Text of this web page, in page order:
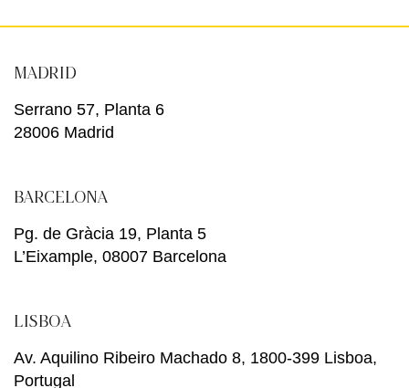
MADRID
Serrano 57, Planta 6
28006 Madrid
BARCELONA
Pg. de Gràcia 19, Planta 5
L’Eixample, 08007 Barcelona
LISBOA
Av. Aquilino Ribeiro Machado 8, 1800-399 Lisboa,
Portugal